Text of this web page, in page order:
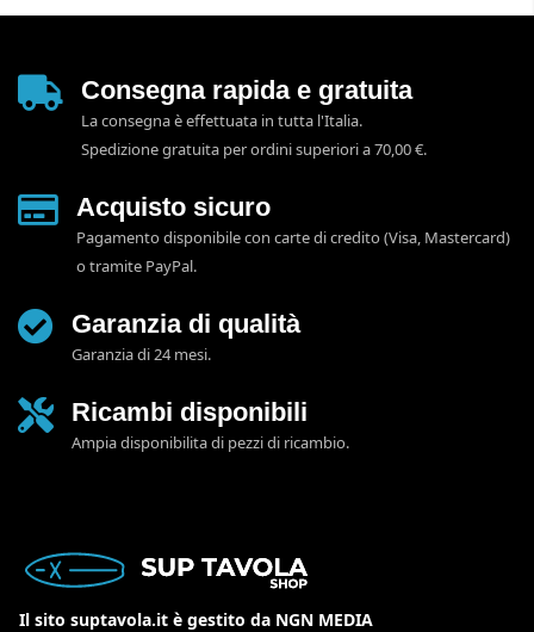
Consegna rapida e gratuita
La consegna è effettuata in tutta l'Italia.
Spedizione gratuita per ordini superiori a 70,00 €.
Acquisto sicuro
Pagamento disponibile con carte di credito (Visa, Mastercard)
o tramite PayPal.
Garanzia di qualità
Garanzia di 24 mesi.
Ricambi disponibili
Ampia disponibilita di pezzi di ricambio.
Il sito suptavola.it è gestito da NGN MEDIA